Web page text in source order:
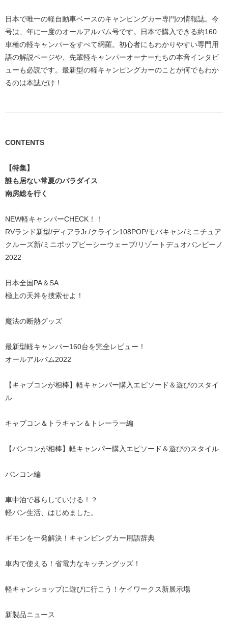
日本で唯一の軽自動車ベースのキャンピングカー専門の情報誌。今
号は、年に一度のオールアルバム号です。日本で購入できる約160
車種の軽キャンパーをすべて網羅。初心者にもわかりやすい専門用
語の解説ページや、先輩軽キャンパーオーナーたちの本音インタビ
ューも必読です。最新型の軽キャンピングカーのことが何でもわか
るのは本誌だけ！
CONTENTS
【特集】
誰も居ない常夏のパラダイス
南房総を行く
NEW軽キャンパーCHECK！！
RVランド新型/ディアラJr./クライン108POP/モバキャン/ミニチュア
クルーズ新/ミニポップビーシーウェーブ/リゾートデュオバンビーノ
2022
日本全国PA＆SA
極上の天丼を捜索せよ！
魔法の断熱グッズ
最新型軽キャンパー160台を完全レビュー！
オールアルバム2022
【キャブコンが相棒】軽キャンパー購入エピソード＆遊びのスタイ
ル
キャブコン＆トラキャン＆トレーラー編
【バンコンが相棒】軽キャンパー購入エピソード＆遊びのスタイル
バンコン編
車中泊で暮らしていける！？
軽バン生活、はじめました。
ギモンを一発解決！キャンピングカー用語辞典
車内で使える！省電力なキッチングッズ！
軽キャンショップに遊びに行こう！ケイワークス新展示場
新製品ニュース